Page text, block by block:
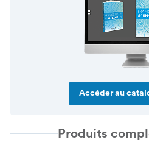
Accéder au
Produits